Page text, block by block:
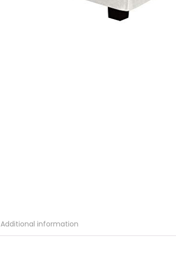
Additional information